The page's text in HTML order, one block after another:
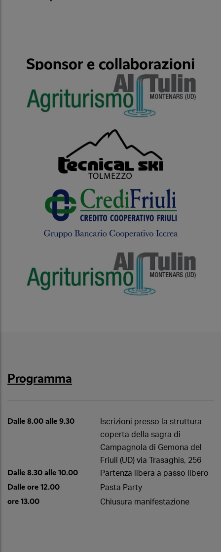
Sponsor e collaborazioni
Programma
Dalle 8.00 alle 9.30
Iscrizioni presso la struttura
coperta della sagra di
Campagnola di Gemona del
Friuli (UD) via Trasaghis, 256
Dalle 8.30 alle 10.00 Partenza libera a passo libero
Dalle ore 12.00 Pasta Party
ore 13.00 Chiusura manifestazione